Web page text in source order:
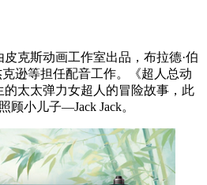
克斯动画工作室出品，布拉德·伯
逊等担任配音工作。《超人总动
的太太弹力女超人的冒险故事，此
顾小儿子—Jack Jack。